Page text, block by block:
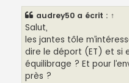
audrey50 a écrit : ↑
Salut,
les jantes tôle
dire le déport (ET) et si
équilibrage ? Et pour
près ?